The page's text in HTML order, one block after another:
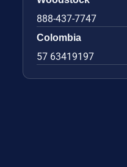
888-437-7747
Colombia
57 63419197